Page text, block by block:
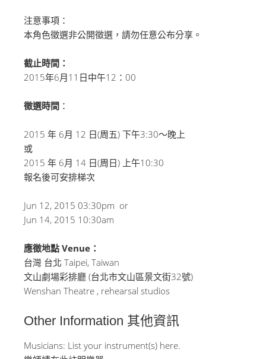
注意事項：
本角色徵選非公開徵選，請勿任意公布分享。
截止時間：
2015年6月11日中午12：00
徵選時間 ：
2015 年 6月 12 日(周五) 下午3:30～晚上
或
2015 年 6月 14 日(周日) 上午10:30
報名後可安排梯次
Jun 12, 2015 03:30pm or
Jun 14, 2015 10:30am
應徵地點 Venue：
台灣 台北 Taipei, Taiwan
文山劇場彩排廳 (台北市文山區景文街32號)
Wenshan Theatre , rehearsal studios
Other Information 其他資訊
Musicians: List your instrument(s) here.